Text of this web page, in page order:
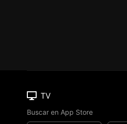
TV
Buscar en App Store